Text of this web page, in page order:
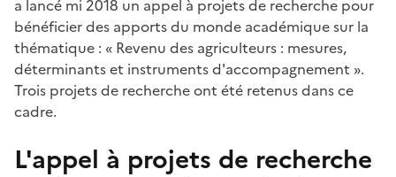
a lancé mi 2018 un appel à projets de recherche pour
bénéficier des apports du monde académique sur la
thématique : « Revenu des agriculteurs : mesures,
déterminants et instruments d'accompagnement ».
Trois projets de recherche ont été retenus dans ce
cadre.
L'appel à projets de recherche